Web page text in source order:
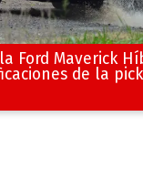
Ford Maverick
de la